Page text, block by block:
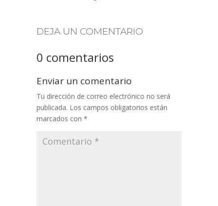
DEJA UN COMENTARIO
0 comentarios
Enviar un comentario
Tu dirección de correo electrónico no será
publicada. Los campos obligatorios están
marcados con *